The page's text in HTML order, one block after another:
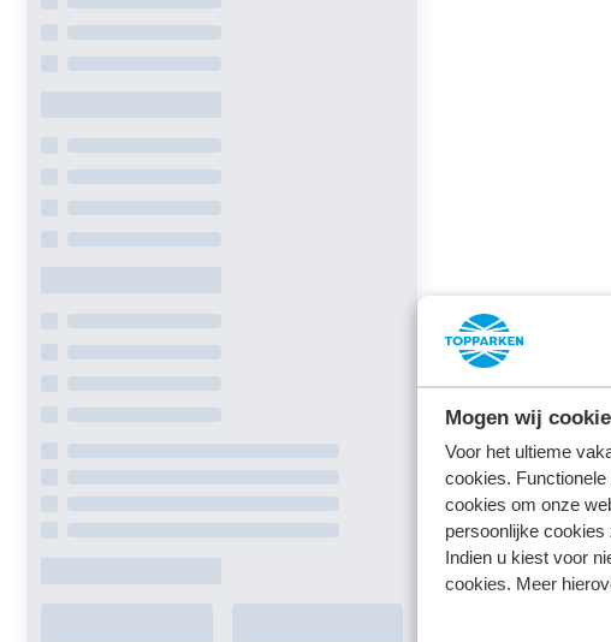
Mogen wij
Voor het ultieme
cookies.
cookies om onze
persoonlijke cookies
Indien u kiest voor
cookies. Meer